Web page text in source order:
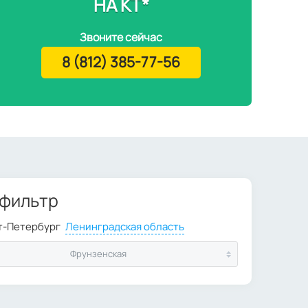
Звоните сейчас
8 (812) 385-77-56
Фрунзенская